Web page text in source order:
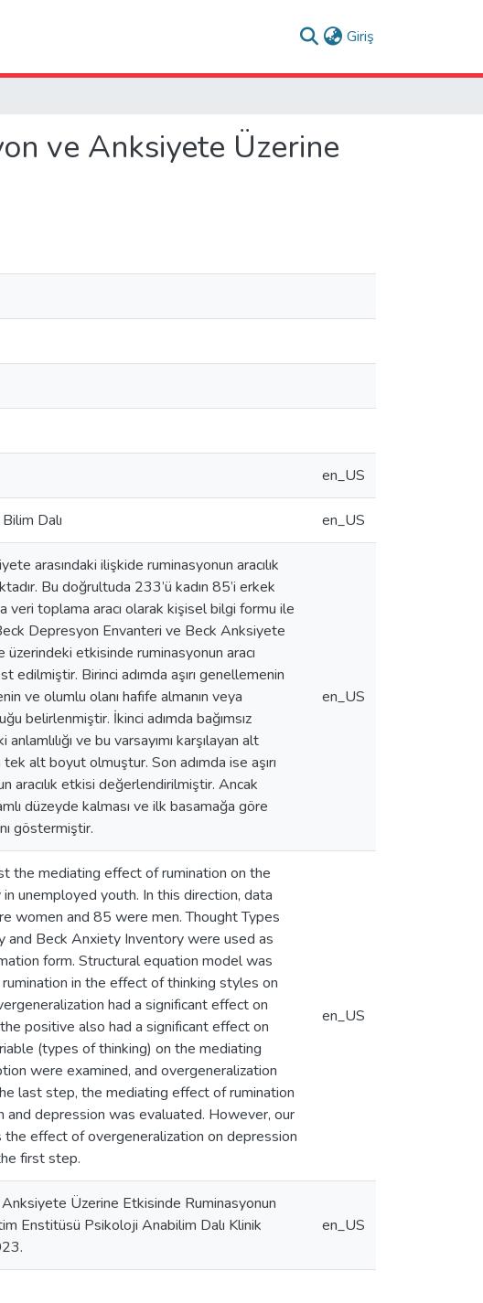
Giriş
ve Anksiyete Üzerine
en_US
Dalı en_US
arasındaki ilişkide ruminasyonun aracılık
Bu doğrultuda 233’ü kadın 85’i erkek
veri toplama aracı olarak kişisel bilgi formu ile
Depresyon Envanteri ve Beck Anksiyete
etkisinde ruminasyonun aracı
Birinci adımda aşırı genellemenin
ve olumlu olanı hafife almanın veya
belirlenmiştir. İkinci adımda bağımsız
ve bu varsayımı karşılayan alt
alt boyut olmuştur. Son adımda ise aşırı
aracılık etkisi değerlendirilmiştir. Ancak
düzeyde kalması ve ilk basamağa göre
göstermiştir.
en_US
the mediating effect of rumination on the
unemployed youth. In this direction, data
and 85 were men. Thought Types
and Beck Anxiety Inventory were used as
form. Structural equation model was
in the effect of thinking styles on
had a significant effect on
positive also had a significant effect on
(types of thinking) on the mediating
were examined, and overgeneralization
last step, the mediating effect of rumination
depression was evaluated. However, our
effect of overgeneralization on depression
first step.
en_US
Üzerine Etkisinde Ruminasyonun
Enstitüsü Psikoloji Anabilim Dalı Klinik
en_US